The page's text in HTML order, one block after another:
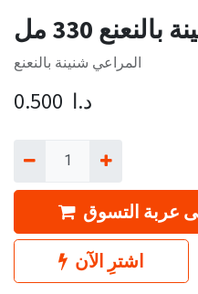
330 مل
المراعي شنينة بالنعنع
0.500 د.ا
عربة التسوق
اشترِ الآن